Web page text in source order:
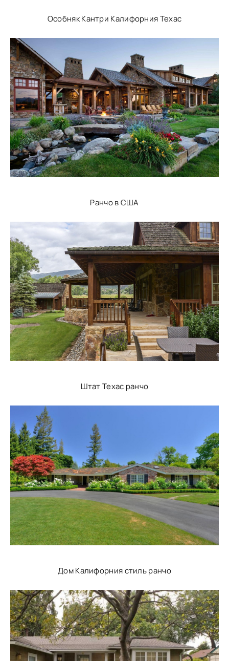
Особняк Кантри Калифорния Техас
Ранчо в США
Штат Техас ранчо
Дом Калифорния стиль ранчо